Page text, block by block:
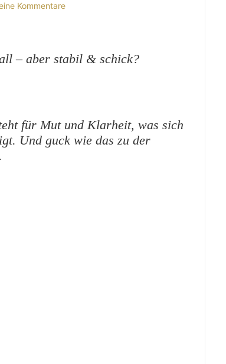
Kommentare
– aber stabil & schick?
für Mut und Klarheit, was sich
Und guck wie das zu der